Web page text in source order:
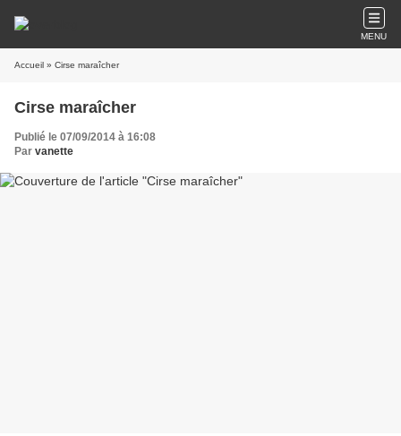
MENU
Accueil » Cirse maraîcher
Cirse maraîcher
Publié le 07/09/2014 à 16:08
Par vanette